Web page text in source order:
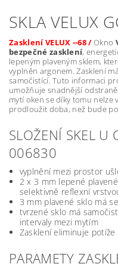
SKLA VELUX
Zasklení VELUX --68 /Okno
bezpečné zasklení,
lepeným plaveným sklem,
vyplněn argonem. Zasklení
samočistící. Tuto informaci
umožňuje snadnější
mytí oken se díky tomu nelze
prodloužit doba, než bude
SLOŽENÍ SKEL U
006830
vyplnění mezi prostor
2 x 3 mm lepené
selektivně reflexní
3 mm plavené sklo má
tvrzené sklo má
intervaly mezi mytím
Zasklení eliminuje
PARAMETY